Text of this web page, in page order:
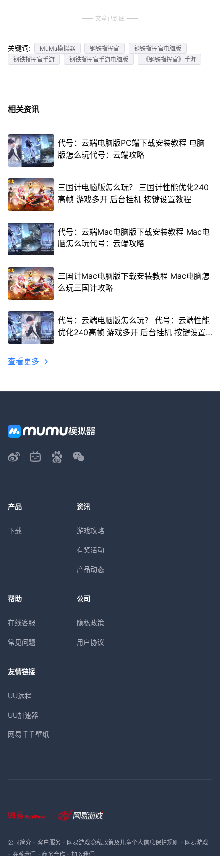
文章已到底
关键词: MuMu模拟器 钢铁指挥官
钢铁指挥官电脑版
钢铁指挥官手游
钢铁指挥官手游电脑版 《钢铁指挥官》手游
相关资讯
代号：云端电脑版PC端下载安装教程 电脑
版怎么玩代号：云端攻略
三国计电脑版怎么玩？ 三国计性能优化240
高帧 游戏多开 后台挂机 按键设置教程
代号：云端Mac电脑版下载安装教程 Mac电
脑怎么玩代号：云端攻略
三国计Mac电脑版下载安装教程 Mac电脑怎
么玩三国计攻略
代号：云端电脑版怎么玩？ 代号：云端性能
优化240高帧 游戏多开 后台挂机 按键设置
查看更多
产品
下载
资讯
游戏攻略
有奖活动
产品动态
帮助
在线客服
常见问题
公司
隐私政策
用户协议
友情链接
UU远程
UU加速器
网易千千壁纸
公司简介- 客户服务- 网易游戏隐私政策及儿童个人信息保护规则 - 网易游戏
- 联系我们 - 商务合作- 加入我们